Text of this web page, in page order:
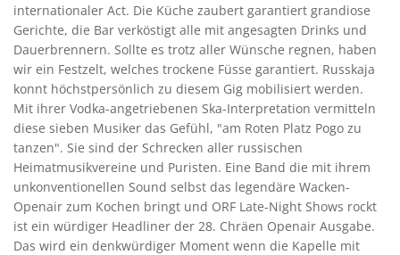
internationaler Act. Die Küche zaubert garantiert grandiose
Gerichte, die Bar verköstigt alle mit angesagten Drinks und
Dauerbrennern. Sollte es trotz aller Wünsche regnen, haben
wir ein Festzelt, welches trockene Füsse garantiert. Russkaja
konnt höchstpersönlich zu diesem Gig mobilisiert werden.
Mit ihrer Vodka-angetriebenen Ska-Interpretation vermitteln
diese sieben Musiker das Gefühl, "am Roten Platz Pogo zu
tanzen". Sie sind der Schrecken aller russischen
Heimatmusikvereine und Puristen. Eine Band die mit ihrem
unkonventionellen Sound selbst das legendäre Wacken-
Openair zum Kochen bringt und ORF Late-Night Shows rockt
ist ein würdiger Headliner der 28. Chräen Openair Ausgabe.
Das wird ein denkwürdiger Moment wenn die Kapelle mit